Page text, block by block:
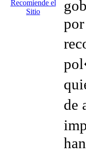
Recomiende el
Sitio
de